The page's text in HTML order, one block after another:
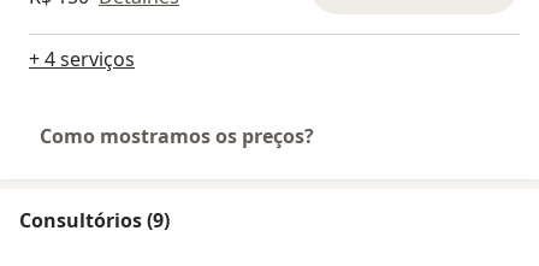
+ 4 serviços
Como mostramos os preços?
Consultórios (9)